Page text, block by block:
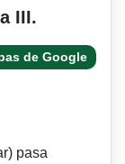
III.
de Google
pasa